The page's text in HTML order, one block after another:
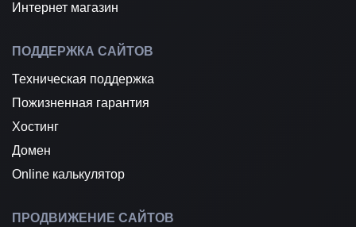
Интернет магазин
ПОДДЕРЖКА САЙТОВ
Техническая поддержка
Пожизненная гарантия
Хостинг
Домен
Online калькулятор
ПРОДВИЖЕНИЕ САЙТОВ